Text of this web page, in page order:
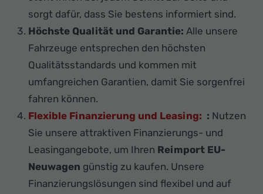
sorgt dafür, dass Sie bestens informiert sind.
Höchste Qualität und Garantie: Alle unsere
Fahrzeuge entsprechen den höchsten
Qualitätsstandards und kommen mit
umfangreichen Garantien, damit Sie sorgenfrei
fahren können.
Flexible Finanzierung und Leasing: : Nutzen
Sie unsere attraktiven Finanzierungs- und
Leasingangebote, um Ihren Reimport EU-
Neuwagen günstig zu kaufen. Unsere
Finanzierungslösungen sind flexibel und auf